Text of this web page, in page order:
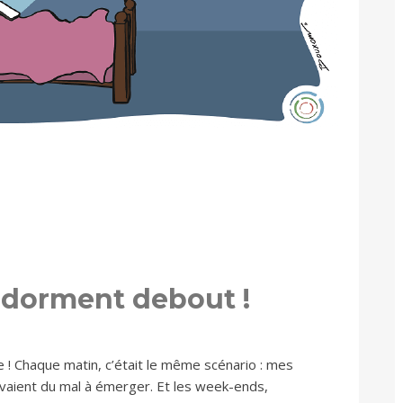
debout !
Chaque matin, c’était le même scénario : mes
du mal à émerger. Et les week-ends,